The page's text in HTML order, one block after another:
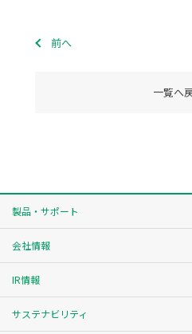
前へ
一覧へ
製品・サポート
会社情報
IR情報
サステナビリティ